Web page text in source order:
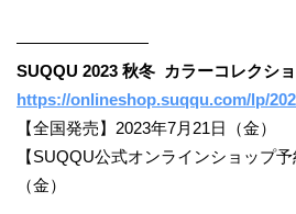
――――――――
SUQQU 2023 秋冬 カラーコレクシ
https://onlineshop.suqqu.com/lp/
【全国発売】2023年7月21日（金）
【SUQQU公式オンラインショップ
（金）